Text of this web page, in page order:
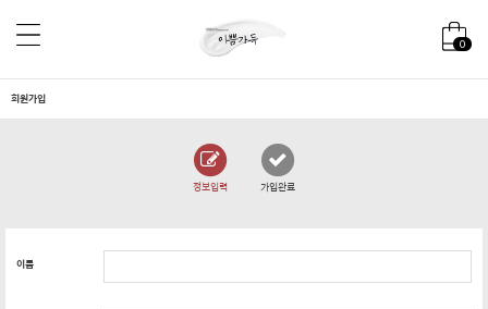
0
회원가입
정보입력 가입완료
이름